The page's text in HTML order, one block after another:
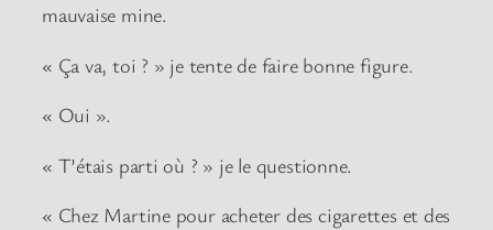
mauvaise mine.
« Ça va, toi ? » je tente de faire bonne figure.
« Oui ».
« T’étais parti où ? » je le questionne.
« Chez Martine pour acheter des cigarettes et des